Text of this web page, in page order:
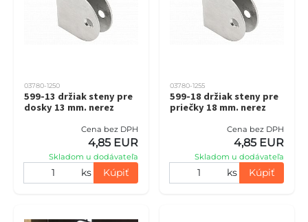
03780-1250
599-13 držiak steny pre
dosky 13 mm. nerez
Cena bez DPH
4,85 EUR
Skladom u dodávateľa
ks Kúpiť
03780-1255
599-18 držiak steny pre
priečky 18 mm. nerez
Cena bez DPH
4,85 EUR
Skladom u dodávateľa
ks Kúpiť